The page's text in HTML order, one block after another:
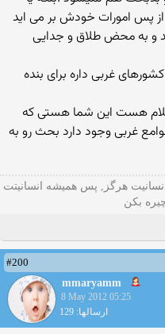
از پس امورات خودش بر می اید
و به محض طلاق و جدایی
غربی داره برای بنده
هست این شما هستی که
غربی وجود دارد بحث رو به
هرگز, پس همیشه انسانیتت
بکن
#200
mmaryamm
8 May 2012 05:25
ارسالها: 129